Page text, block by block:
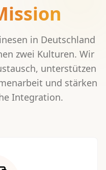
in Deutschland
zwei Kulturen. Wir
unterstützen
und stärken
Integration.